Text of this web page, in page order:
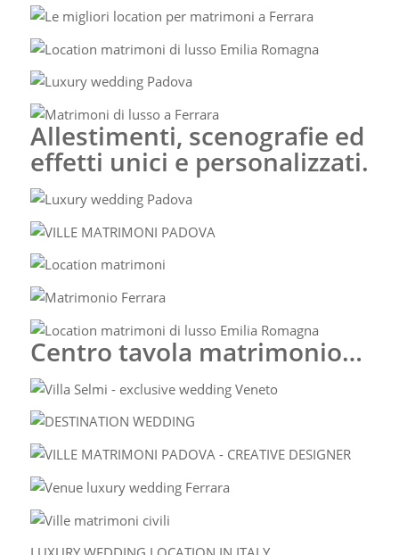
Allestimenti, scenografie ed
effetti unici e personalizzati.
Centro tavola matrimonio…